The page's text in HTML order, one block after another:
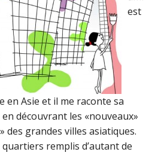
est
en Asie et il me raconte sa
découvrant les «nouveaux»
des grandes villes asiatiques.
quartiers remplis d’autant de